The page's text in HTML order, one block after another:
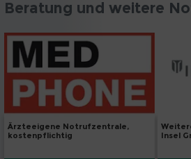
Beratung und weitere
Ärzteeigene Notrufzentrale,
kostenpflichtig
Insel